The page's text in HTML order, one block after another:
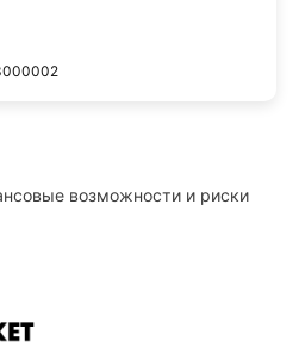
возможности и риски